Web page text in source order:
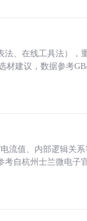
、在线工具法），
材建议，数据参考
流值、内部逻辑关
自杭州士兰微电子